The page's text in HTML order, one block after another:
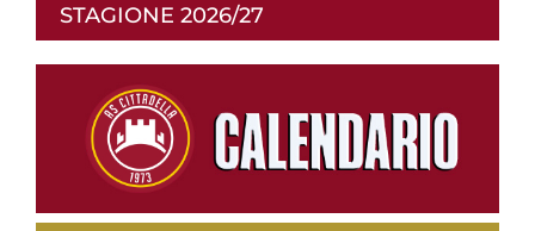
STAGIONE 2026/27